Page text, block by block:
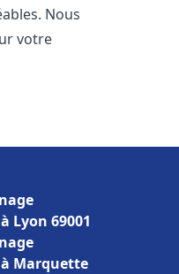
Nous
votre
Lyon 69001
Marquette